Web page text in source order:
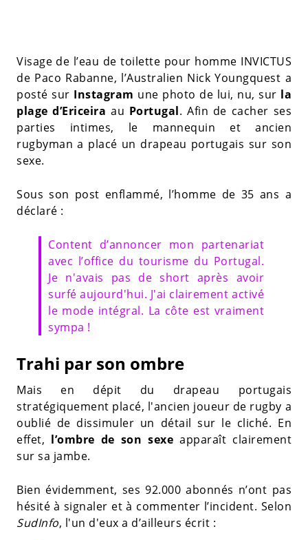
Visage de l’eau de toilette pour homme INVICTUS
de Paco Rabanne, l’Australien Nick Youngquest a
posté sur Instagram une photo de lui, nu, sur la
plage d’Ericeira au Portugal. Afin de cacher ses
parties intimes, le mannequin et ancien
rugbyman a placé un drapeau portugais sur son
sexe.
Sous son post enflammé, l’homme de 35 ans a
déclaré :
Content d’annoncer mon partenariat
avec l’office du tourisme du Portugal.
Je n'avais pas de short après avoir
surfé aujourd'hui. J'ai clairement activé
le mode intégral. La côte est vraiment
sympa !
Trahi par son ombre
Mais en dépit du drapeau portugais
stratégiquement placé, l'ancien joueur de rugby a
oublié de dissimuler un détail sur le cliché. En
effet, l’ombre de son sexe apparaît clairement
sur sa jambe.
Bien évidemment, ses 92.000 abonnés n’ont pas
hésité à signaler et à commenter l’incident. Selon
SudInfo, l'un d'eux a d’ailleurs écrit :